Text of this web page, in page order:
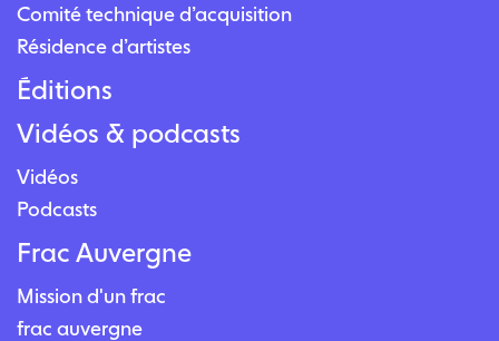
Comité technique d’acquisition
Résidence d’artistes
Éditions
Vidéos & podcasts
Vidéos
Podcasts
Frac Auvergne
Mission d'un frac
frac auvergne